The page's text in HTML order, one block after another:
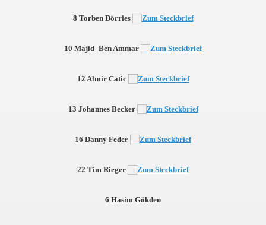
8 Torben Dörries
10 Majid_Ben Ammar
12 Almir Catic
13 Johannes Becker
16 Danny Feder
22 Tim Rieger
6 Hasim Gökden